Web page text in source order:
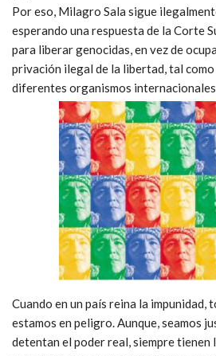
Por eso, Milagro Sala sigue
esperando una respuesta de la Corte
para liberar genocidas, en vez de
privación ilegal de la libertad, tal
diferentes organismos internacionales.
Cuando en un país reina la impunidad,
estamos en peligro. Aunque, seamos
detentan el poder real, siempre tienen